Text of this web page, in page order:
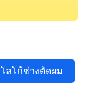
โลโก้ช่างตัดผม